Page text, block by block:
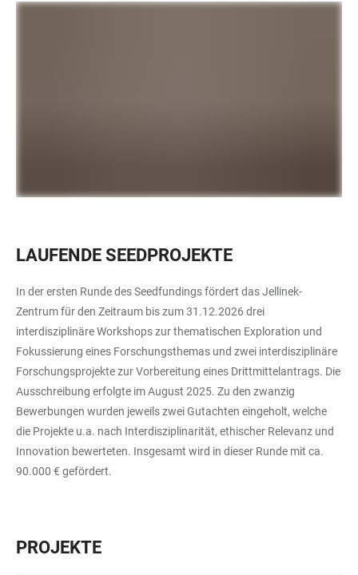
LAUFENDE SEEDPROJEKTE
In der ersten Runde des Seedfundings fördert das Jellinek-
Zentrum für den Zeitraum bis zum 31.12.2026 drei
interdisziplinäre Workshops zur thematischen Exploration und
Fokussierung eines Forschungsthemas und zwei interdisziplinäre
Forschungsprojekte zur Vorbereitung eines Drittmittelantrags. Die
Ausschreibung erfolgte im August 2025. Zu den zwanzig
Bewerbungen wurden jeweils zwei Gutachten eingeholt, welche
die Projekte u.a. nach Interdisziplinarität, ethischer Relevanz und
Innovation bewerteten. Insgesamt wird in dieser Runde mit ca.
90.000 € gefördert.
PROJEKTE